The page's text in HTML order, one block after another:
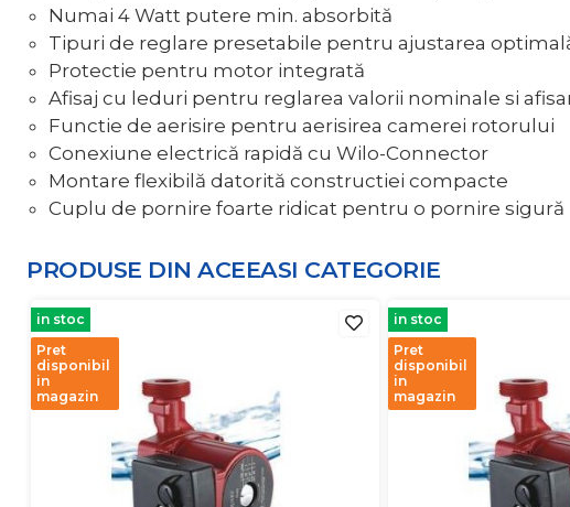
Numai 4 Watt putere min. absorbită
Tipuri de reglare presetabile pentru ajustarea
Protectie pentru motor integrată
Afisaj cu leduri pentru reglarea valorii nominale si
Functie de aerisire pentru aerisirea camerei rotorului
Conexiune electrică rapidă cu Wilo-Connector
Montare flexibilă datorită constructiei compacte
Cuplu de pornire foarte ridicat pentru o pornire sigură
PRODUSE DIN ACEEASI CATEGORIE
in stoc
Pret
disponibil
in
magazin
in stoc
Pret
disponibil
in
magazin